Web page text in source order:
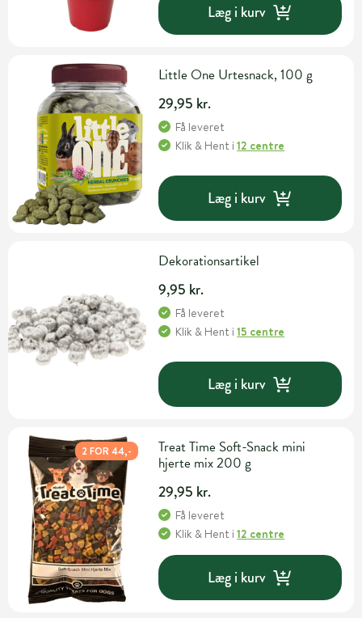
Læg i kurv
Little One Urtesnack, 100 g
29,95 kr.
Få leveret
Klik & Hent i12 centre
Læg i kurv
Dekorationsartikel
9,95 kr.
Få leveret
Klik & Hent i15 centre
Læg i kurv
2 FOR 44,-
Treat Time Soft-Snack mini
hjerte mix 200 g
29,95 kr.
Få leveret
Klik & Hent i12 centre
Læg i kurv